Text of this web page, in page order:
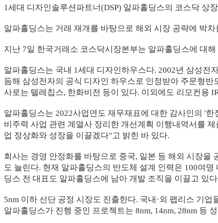
1세대 디자인솔루션파트너(DSP) 알파홀딩스의 코스닥 상
알파홀딩스는 거래 재개를 바탕으로 해외 시장 공략에 박
지난 7일 한국거래소 코스닥시장본부는 알파홀딩스에 대
알파홀딩스는 국내 1세대 디자인하우스다. 2002년 삼성전
듬해 삼성전자의 공식 디자인 하우스로 인정받아 주문형
사로는 텔레칩스, 한화비전 등이 있다. 이외에도 리모컨용
알파홀딩스는 2022사업연도 재무재표에 대한 감사인의 '
비주력 사업 관련 계열사 정리한 개선계획 이행내역서를
업 정상화와 성장을 이끌겠다"고 밝힌 바 있다.
회사는 경영 안정화를 바탕으로 중국, 일본 등 해외 시장을
도 늘린다. 현재 알파홀딩스의 반도체 설계 인력은 100여
딩스 전 대표도 알파홀딩스에 남아 개발 조직을 이끌고 있
5nm 이하 선단 공정 시장도 진출한다. 국내·외 팹리스 기
알파홀딩스가 진행 중인 프로젝트는 8nm, 14nm, 28nm 등